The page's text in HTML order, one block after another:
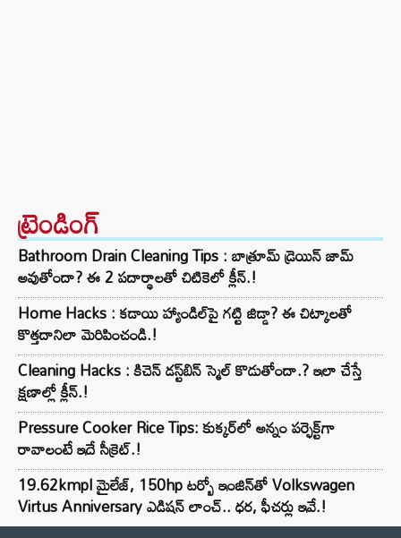
ట్రెండింగ్‌
Bathroom Drain Cleaning Tips : బాత్రూమ్ డ్రెయిన్ జామ్
అవుతోందా? ఈ 2 పదార్థాలతో చిటికెలో క్లీన్.!
Home Hacks : కడాయి హ్యాండిల్‌పై గట్టి జిడ్డా? ఈ చిట్కాలతో
కొత్తదానిలా మెరిపించండి.!
Cleaning Hacks : కిచెన్ డస్ట్‌బిన్ స్మెల్ కొడుతోందా.? ఇలా చేస్తే
క్షణాల్లో క్లీన్.!
Pressure Cooker Rice Tips: కుక్కర్‌లో అన్నం పర్ఫెక్ట్‌గా
రావాలంటే ఇదే సీక్రెట్.!
19.62kmpl మైలేజ్, 150hp టర్బో ఇంజిన్‌తో Volkswagen
Virtus Anniversary ఎడిషన్ లాంచ్.. ధర, ఫీచర్లు ఇవే.!